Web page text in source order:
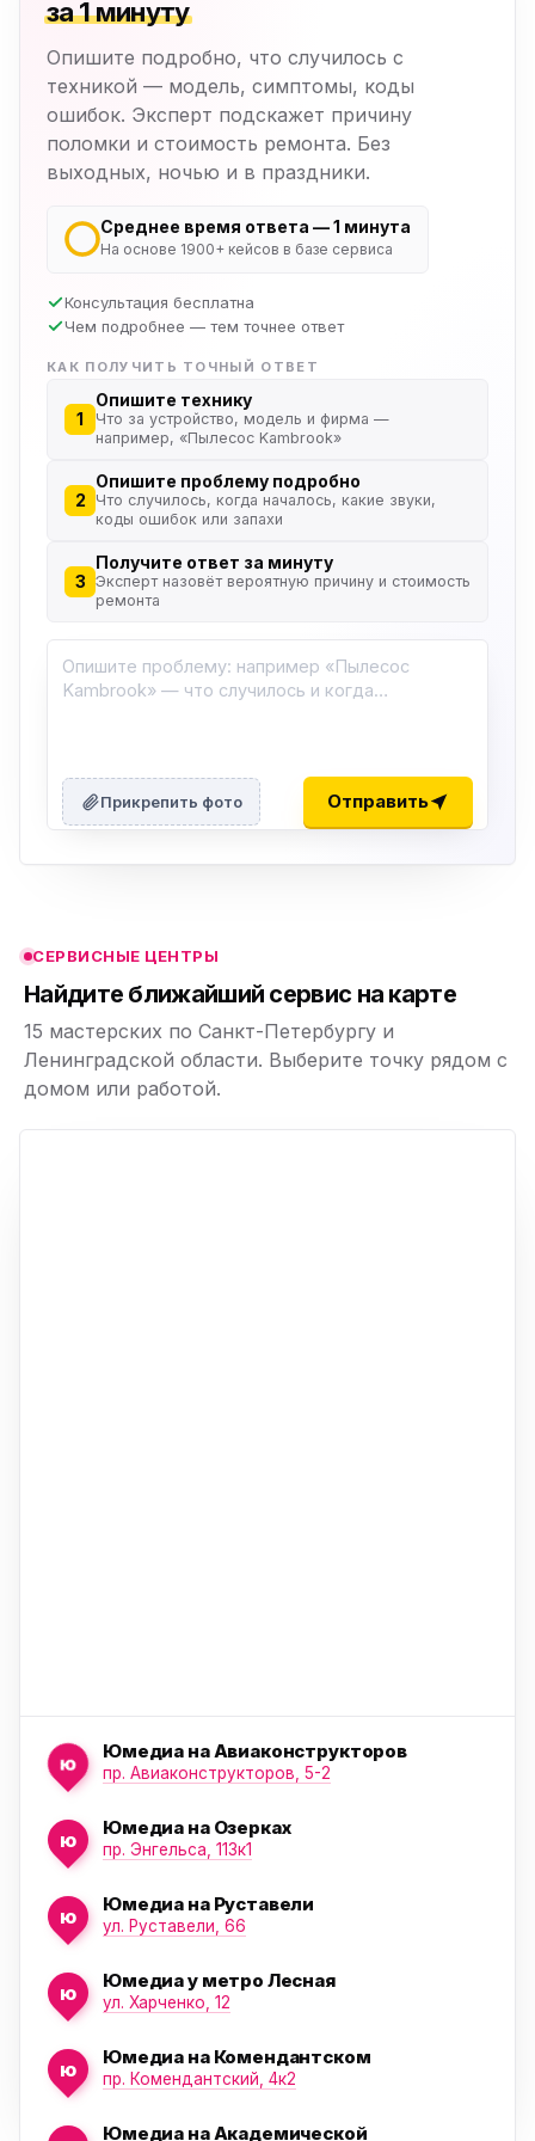
за 1 минуту
Опишите подробно, что случилось с
техникой — модель, симптомы, коды
ошибок. Эксперт подскажет причину
поломки и стоимость ремонта. Без
выходных, ночью и в праздники.
Среднее время ответа — 1 минута
На основе 1900+ кейсов в базе сервиса
Консультация бесплатна
Чем подробнее — тем точнее ответ
КАК ПОЛУЧИТЬ ТОЧНЫЙ ОТВЕТ
1
Опишите технику
Что за устройство, модель и фирма —
например, «Пылесос Kambrook»
2
Опишите проблему подробно
Что случилось, когда началось, какие звуки,
коды ошибок или запахи
3
Получите ответ за минуту
Эксперт назовёт вероятную причину и стоимость
ремонта
Прикрепить фото Отправить
СЕРВИСНЫЕ ЦЕНТРЫ
Найдите ближайший сервис на карте
15 мастерских по Санкт-Петербургу и
Ленинградской области. Выберите точку рядом с
домом или работой.
ю
Юмедиа на Авиаконструкторов
пр. Авиаконструкторов, 5-2
ю
Юмедиа на Озерках
пр. Энгельса, 113к1
ю
Юмедиа на Руставели
ул. Руставели, 66
ю
Юмедиа у метро Лесная
ул. Харченко, 12
ю
Юмедиа на Комендантском
пр. Комендантский, 4к2
Юмедиа на Академической
ю